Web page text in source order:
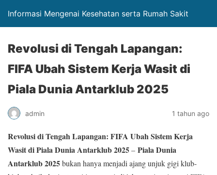
Informasi Mengenai Kesehatan serta Rumah Sakit
Revolusi di Tengah Lapangan:
FIFA Ubah Sistem Kerja Wasit di
Piala Dunia Antarklub 2025
admin 1 tahun ago
Revolusi di Tengah Lapangan: FIFA Ubah Sistem Kerja
Wasit di Piala Dunia Antarklub 2025– Piala Dunia
Antarklub 2025bukan hanya menjadi ajang unjuk gigi klub-